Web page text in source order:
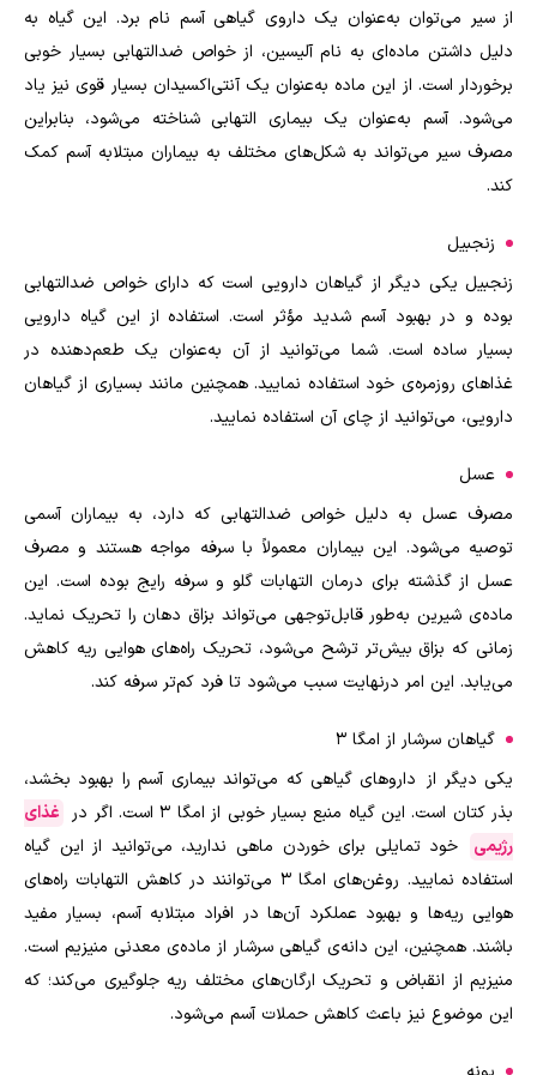
از سیر میتوان به‌عنوان یک داروی گیاهی آسم نام برد. این گیاه به
دلیل داشتن ماده‌ای به نام آلیسین، از خواص ضدالتهابی بسیار خوبی
برخوردار است. از این ماده به‌عنوان یک آنتی‌اکسیدان بسیار قوی نیز یاد
میشود. آسم به‌عنوان یک بیماری التهابی شناخته می‌شود، بنابراین
مصرف سیر میتواند به شکل‌های مختلف به بیماران مبتلابه آسم کمک
کند.
زنجبیل
زنجبیل یکی دیگر از گیاهان دارویی است که دارای خواص ضدالتهابی
بوده و در بهبود آسم شدید مؤثر است. استفاده از این گیاه دارویی
بسیار ساده است. شما میتوانید از آن به‌عنوان یک طعمدهنده در
غذاهای روزمره‌ی خود استفاده نمایید. همچنین مانند بسیاری از گیاهان
دارویی، میتوانید از چای آن استفاده نمایید.
عسل
مصرف عسل به دلیل خواص ضدالتهابی که دارد، به بیماران آسمی
توصیه میشود. این بیماران معمولاً با سرفه مواجه هستند و مصرف
عسل از گذشته برای درمان التهابات گلو و سرفه رایج بوده‌ است. این
ماده‌ی شیرین به‌طور قابل‌توجهی میتواند بزاق دهان را تحریک نماید.
زمانی که بزاق بیش‌تر ترشح میشود، تحریک راههای هوایی ریه کاهش
می‌یابد. این امر درنهایت سبب میشود تا فرد کم‌تر سرفه کند.
گیاهان سرشار از امگا ۳
یکی دیگر از داروهای گیاهی که میتواند بیماری آسم را بهبود بخشد،
بذر کتان است. این گیاه منبع بسیار خوبی از امگا ۳ است. اگر در
غذای
رژیمی
خود تمایلی برای خوردن ماهی ندارید، میتوانید از این گیاه
استفاده نمایید. روغنهای امگا 3 می توانند در کاهش التهابات راههای
هوایی ریه‌ها و بهبود عملکرد آن‌ها در افراد مبتلابه آسم، بسیار مفید
باشند. همچنین، این دانه‌ی گیاهی سرشار از ماده‌ی معدنی منیزیم است.
منیزیم از انقباض و تحریک ارگانهای مختلف ریه جلوگیری می‌کند؛ که
این موضوع نیز باعث کاهش حملات آسم می‌شود.